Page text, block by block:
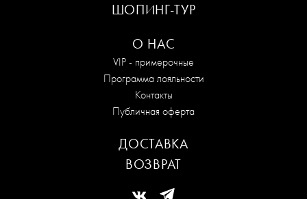
О НАС
VIP - примерочные
Программа лояльности
Контакты
Публичная оферта
ШОПИНГ-ТУР
ДОСТАВКА
ВОЗВРАТ